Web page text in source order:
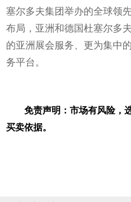
塞尔多夫集团举办的全球领
布局，亚洲和德国杜塞尔多
的亚洲展会服务、更为集中
务平台。
免责声明：市场有风险，
买卖依据。